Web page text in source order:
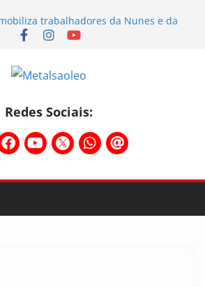
trabalhadores da Nunes e da
da região
STIMMMESL foi marcada por fortes
da CNM/CUT debate indústria e
dos metalúrgicos
Redes Sociais: